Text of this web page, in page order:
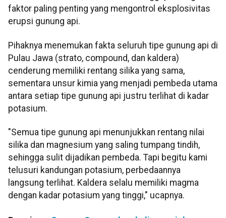
faktor paling penting yang mengontrol eksplosivitas
erupsi gunung api.
Pihaknya menemukan fakta seluruh tipe gunung api di
Pulau Jawa (strato, compound, dan kaldera)
cenderung memiliki rentang silika yang sama,
sementara unsur kimia yang menjadi pembeda utama
antara setiap tipe gunung api justru terlihat di kadar
potasium.
"Semua tipe gunung api menunjukkan rentang nilai
silika dan magnesium yang saling tumpang tindih,
sehingga sulit dijadikan pembeda. Tapi begitu kami
telusuri kandungan potasium, perbedaannya
langsung terlihat. Kaldera selalu memiliki magma
dengan kadar potasium yang tinggi," ucapnya.